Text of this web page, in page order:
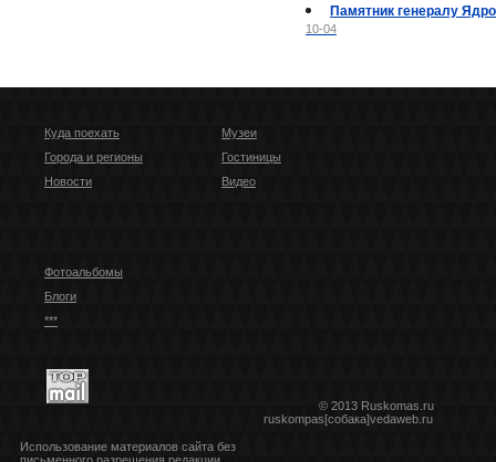
Памятник генералу
10-04
Куда поехать
Города и регионы
Новости
Музеи
Гостиницы
Видео
Фотоальбомы
Блоги
***
© 2013 Ruskomas.ru
ruskompas[собака]vedaweb.ru
Использование материалов сайта без